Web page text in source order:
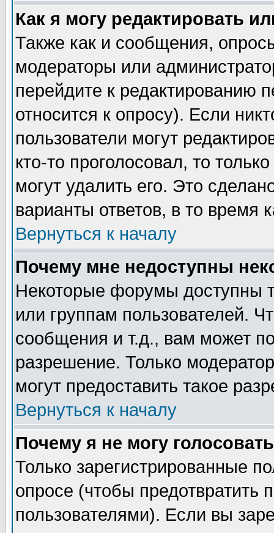
Как я могу редактировать
Также как и сообщения,
модераторы или
перейдите к редактированию
относится к опросу). Если
пользователи могут
кто-то проголосовал, то
могут удалить его. Это
варианты ответов, в то время
Вернуться к началу
Почему мне недоступны
Некоторые форумы доступны
или группам пользователей.
сообщения и т.д., вам может
разрешение. Только
могут предоставить такое
Вернуться к началу
Почему я не могу
Только зарегистрированные
опросе (чтобы предотвратить
пользователями). Если вы